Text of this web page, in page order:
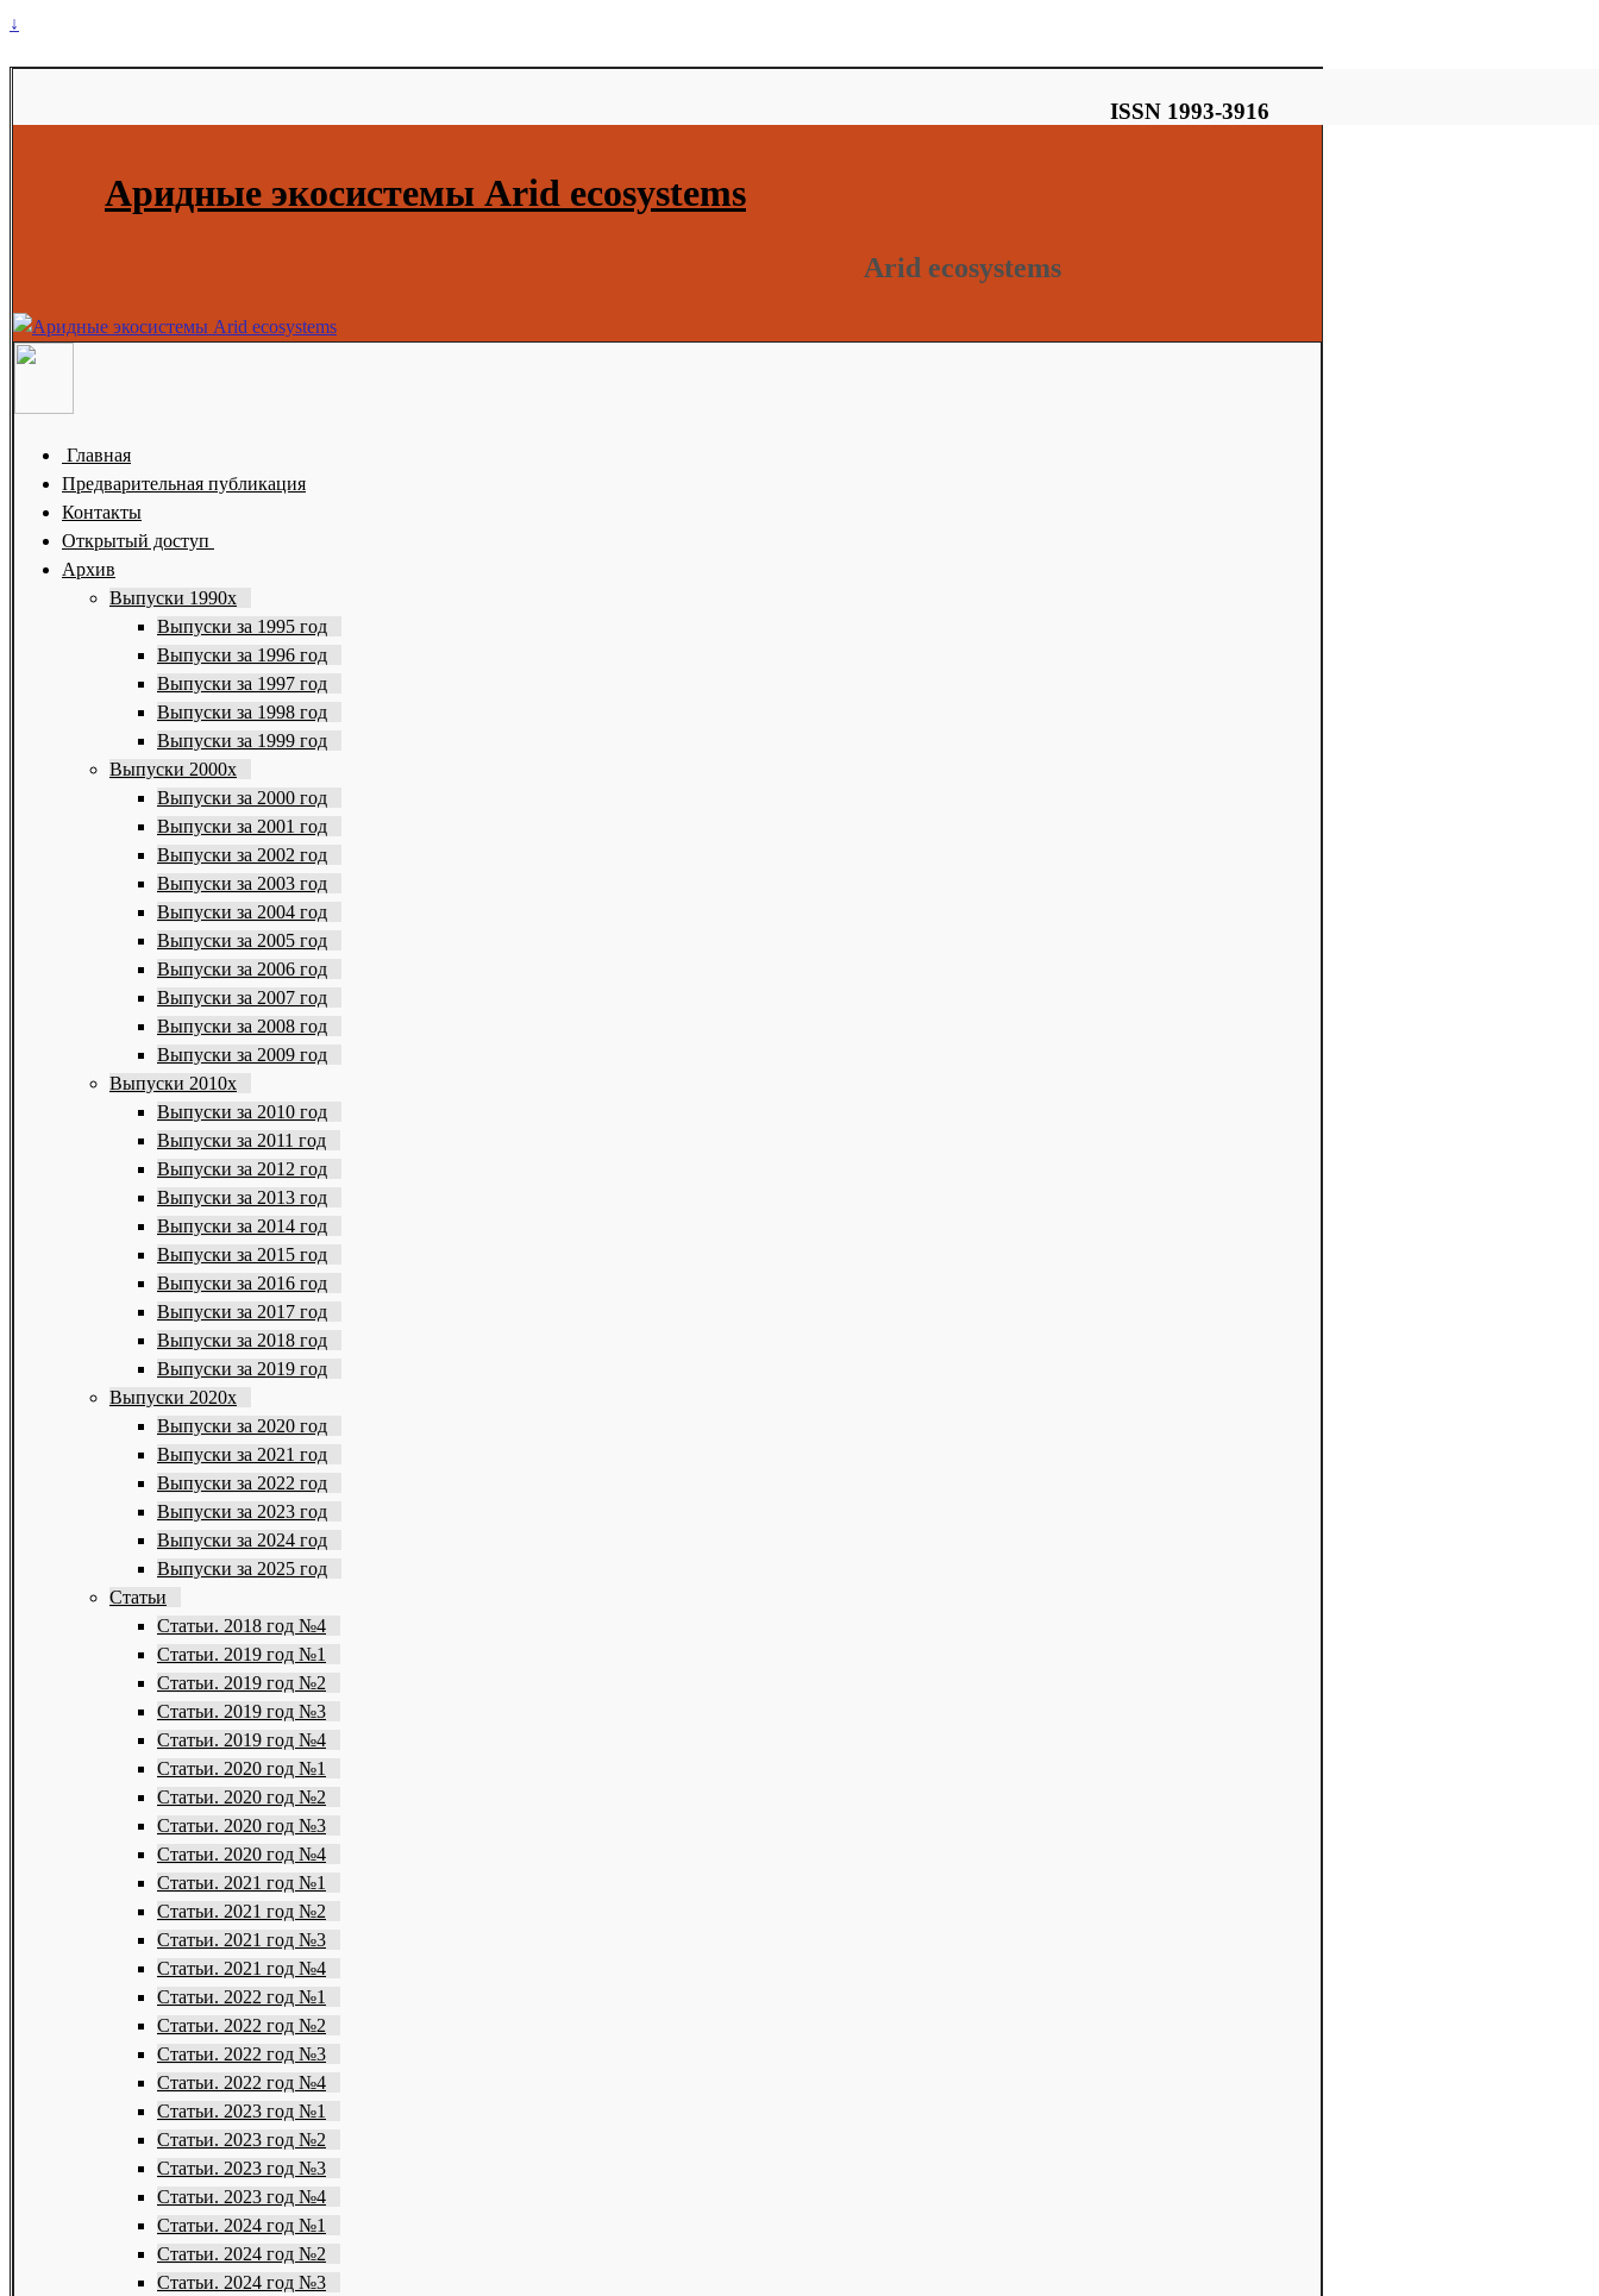
↓
ISSN 1993-3916
Аридные экосистемы Arid ecosystems
Arid ecosystems
Главная
Предварительная публикация
Контакты
Открытый доступ
Архив
Выпуски 1990х
Выпуски за 1995 год
Выпуски за 1996 год
Выпуски за 1997 год
Выпуски за 1998 год
Выпуски за 1999 год
Выпуски 2000х
Выпуски за 2000 год
Выпуски за 2001 год
Выпуски за 2002 год
Выпуски за 2003 год
Выпуски за 2004 год
Выпуски за 2005 год
Выпуски за 2006 год
Выпуски за 2007 год
Выпуски за 2008 год
Выпуски за 2009 год
Выпуски 2010х
Выпуски за 2010 год
Выпуски за 2011 год
Выпуски за 2012 год
Выпуски за 2013 год
Выпуски за 2014 год
Выпуски за 2015 год
Выпуски за 2016 год
Выпуски за 2017 год
Выпуски за 2018 год
Выпуски за 2019 год
Выпуски 2020х
Выпуски за 2020 год
Выпуски за 2021 год
Выпуски за 2022 год
Выпуски за 2023 год
Выпуски за 2024 год
Выпуски за 2025 год
Статьи
Статьи. 2018 год №4
Статьи. 2019 год №1
Статьи. 2019 год №2
Статьи. 2019 год №3
Статьи. 2019 год №4
Статьи. 2020 год №1
Статьи. 2020 год №2
Статьи. 2020 год №3
Статьи. 2020 год №4
Статьи. 2021 год №1
Статьи. 2021 год №2
Статьи. 2021 год №3
Статьи. 2021 год №4
Статьи. 2022 год №1
Статьи. 2022 год №2
Статьи. 2022 год №3
Статьи. 2022 год №4
Статьи. 2023 год №1
Статьи. 2023 год №2
Статьи. 2023 год №3
Статьи. 2023 год №4
Статьи. 2024 год №1
Статьи. 2024 год №2
Статьи. 2024 год №3